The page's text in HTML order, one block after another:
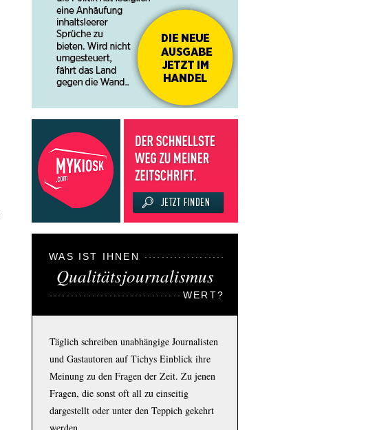
WAS IST IHNEN
Qualitätsjournalismus
WERT?
Täglich schreiben unabhängige Journalisten
und Gastautoren auf Tichys Einblick ihre
Meinung zu den Fragen der Zeit. Zu jenen
Fragen, die sonst oft all zu einseitig
dargestellt oder unter den Teppich gekehrt